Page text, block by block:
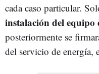
cada caso particular.
instalación del equipo
posteriormente se
del servicio de energía,